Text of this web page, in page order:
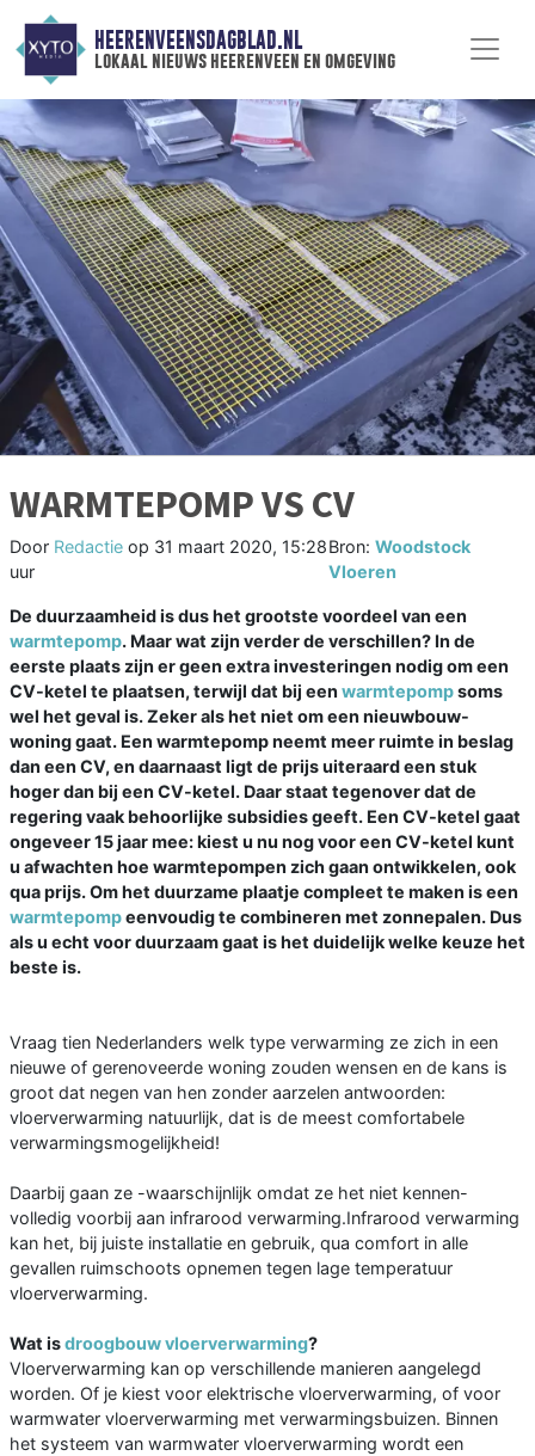
HEERENVEENSDAGBLAD.NL
lokaal nieuws heerenveen en omgeving
WARMTEPOMP VS CV
Door Redactie op 31 maart 2020, 15:28
uur
Bron:Woodstock
Vloeren
De duurzaamheid is dus het grootste voordeel van een
warmtepomp. Maar wat zijn verder de verschillen? In de
eerste plaats zijn er geen extra investeringen nodig om een
CV-ketel te plaatsen, terwijl dat bij een warmtepompsoms
wel het geval is. Zeker als het niet om een nieuwbouw-
woning gaat. Een warmtepomp neemt meer ruimte in beslag
dan een CV, en daarnaast ligt de prijs uiteraard een stuk
hoger dan bij een CV-ketel. Daar staat tegenover dat de
regering vaak behoorlijke subsidies geeft. Een CV-ketel gaat
ongeveer 15 jaar mee: kiest u nu nog voor een CV-ketel kunt
u afwachten hoe warmtepompen zich gaan ontwikkelen, ook
qua prijs. Om het duurzame plaatje compleet te maken is een
warmtepompeenvoudig te combineren met zonnepalen. Dus
als u echt voor duurzaam gaat is het duidelijk welke keuze het
beste is.
Vraag tien Nederlanders welk type verwarming ze zich in een
nieuwe of gerenoveerde woning zouden wensen en de kans is
groot dat negen van hen zonder aarzelen antwoorden:
vloerverwarming natuurlijk, dat is de meest comfortabele
verwarmingsmogelijkheid!
Daarbij gaan ze -waarschijnlijk omdat ze het niet kennen-
volledig voorbij aan infrarood verwarming.Infrarood verwarming
kan het, bij juiste installatie en gebruik, qua comfort in alle
gevallen ruimschoots opnemen tegen lage temperatuur
vloerverwarming.
Wat isdroogbouw vloerverwarming?
Vloerverwarming kan op verschillende manieren aangelegd
worden. Of je kiest voor elektrische vloerverwarming, of voor
warmwater vloerverwarming met verwarmingsbuizen. Binnen
het systeem van warmwater vloerverwarming wordt een